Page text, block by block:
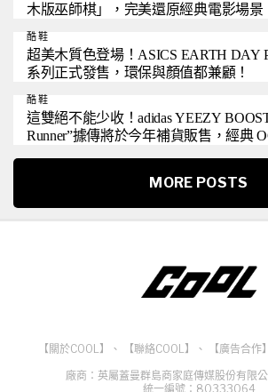
木版巫師棋」，完美還原經典電影場景
酷鞋
超美木質色登場！ASICS EARTH DAY
系列正式發售，環保與顏值都兼顧！
酷鞋
這雙絕不能少收！adidas YEEZY
Runner”據傳將於今年補貨販售，經典
MORE POSTS
【關於COOL】 、 【聯絡COOL】 、 【廣告合作】
廠商：英屬蓋曼群島商家庭傳媒股份有限
統一編號：80333064